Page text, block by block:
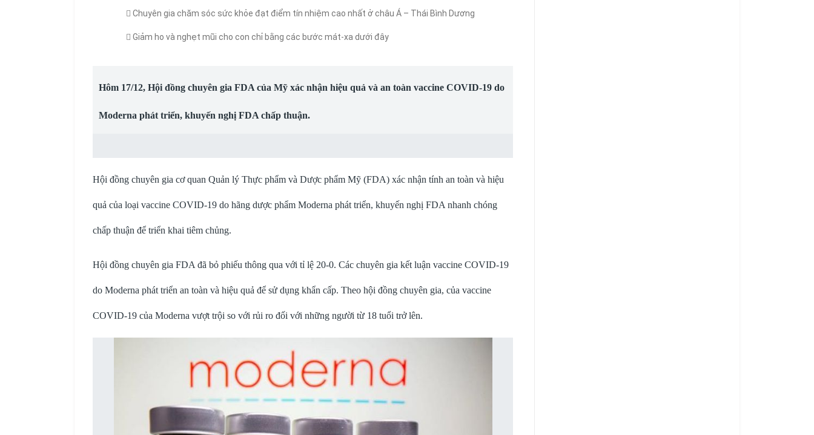
Chuyên gia chăm sóc sức khỏe đạt điểm tín nhiệm cao nhất ở châu Á – Thái Bình Dương
Giảm ho và nghẹt mũi cho con chỉ bằng các bước mát-xa dưới đây
Hôm 17/12, Hội đồng chuyên gia FDA của Mỹ xác nhận hiệu quả và an toàn vaccine COVID-19 do
Moderna phát triển, khuyến nghị FDA chấp thuận.
Hội đồng chuyên gia cơ quan Quản lý Thực phẩm và Dược phẩm Mỹ (FDA) xác nhận tính an toàn và hiệu
quả của loại vaccine COVID-19 do hãng dược phẩm Moderna phát triển, khuyến nghị FDA nhanh chóng
chấp thuận để triển khai tiêm chủng.
Hội đồng chuyên gia FDA đã bỏ phiếu thông qua với tỉ lệ 20-0. Các chuyên gia kết luận vaccine COVID-19
do Moderna phát triển an toàn và hiệu quả để sử dụng khẩn cấp. Theo hội đồng chuyên gia, của vaccine
COVID-19 của Moderna vượt trội so với rủi ro đối với những người từ 18 tuổi trở lên.